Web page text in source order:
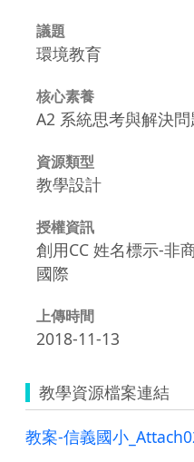
議題
環境教育
核心素養
A2 系統思考與解決問
資源類型
教學設計
授權資訊
創用CC 姓名標示-非
國際
上傳時間
2018-11-13
教學資源檔案連結
教案-信義國小